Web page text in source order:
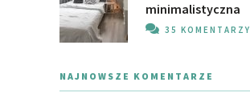
minimalistyczna
35 KOMENTARZY
NAJNOWSZE KOMENTARZE